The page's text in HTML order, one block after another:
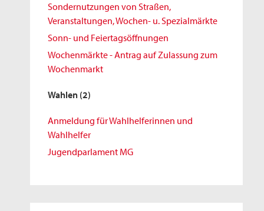
Sondernutzungen von Straßen,
Veranstaltungen, Wochen- u. Spezialmärkte
Sonn- und Feiertagsöffnungen
Wochenmärkte - Antrag auf Zulassung zum
Wochenmarkt
Wahlen (2)
Anmeldung für Wahlhelferinnen und
Wahlhelfer
Jugendparlament MG